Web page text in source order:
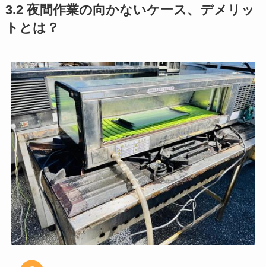
3.2 夜間作業の向かないケース、デメリッ
トとは？